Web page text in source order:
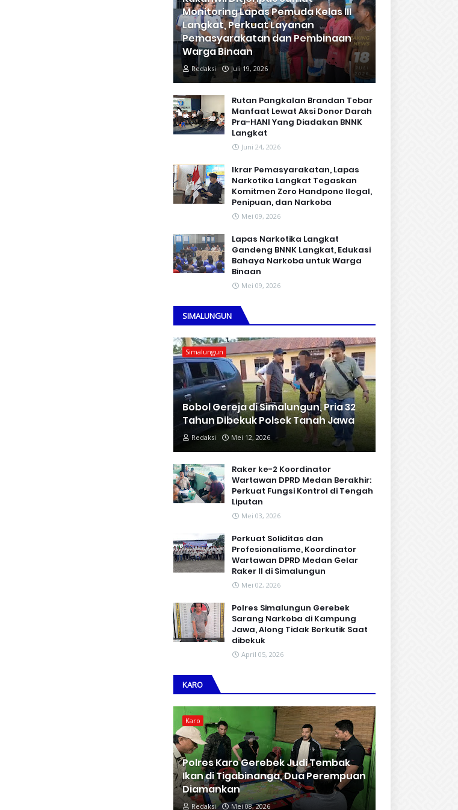
Monitoring Lapas Pemuda Kelas III
Langkat, Perkuat Layanan
Pemasyarakatan dan Pembinaan
Warga Binaan
Redaksi Juli 19, 2026
Rutan Pangkalan Brandan Tebar
Manfaat Lewat Aksi Donor Darah
Pra-HANI Yang Diadakan BNNK
Langkat
Juni 24, 2026
Ikrar Pemasyarakatan, Lapas
Narkotika Langkat Tegaskan
Komitmen Zero Handpone llegal,
Penipuan, dan Narkoba
Mei 09, 2026
Lapas Narkotika Langkat
Gandeng BNNK Langkat, Edukasi
Bahaya Narkoba untuk Warga
Binaan
Mei 09, 2026
SIMALUNGUN
Simalungun
Bobol Gereja di Simalungun, Pria 32
Tahun Dibekuk Polsek Tanah Jawa
Redaksi Mei 12, 2026
Raker ke-2 Koordinator
Wartawan DPRD Medan Berakhir:
Perkuat Fungsi Kontrol di Tengah
Liputan
Mei 03, 2026
Perkuat Soliditas dan
Profesionalisme, Koordinator
Wartawan DPRD Medan Gelar
Raker II di Simalungun
Mei 02, 2026
Polres Simalungun Gerebek
Sarang Narkoba di Kampung
Jawa, Along Tidak Berkutik Saat
dibekuk
April 05, 2026
KARO
Karo
Polres Karo Gerebek Judi Tembak
Ikan di Tigabinanga, Dua Perempuan
Diamankan
Redaksi Mei 08, 2026